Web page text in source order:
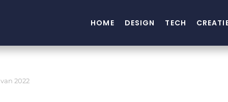
HOME DESIGN TECH
2022